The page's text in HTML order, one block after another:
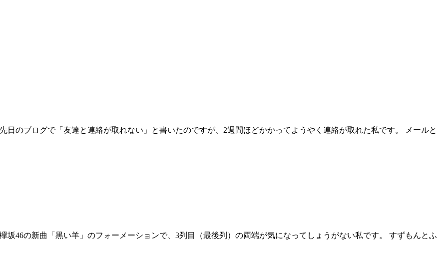
のブログで「友達と連絡が取れない」と書いたのですが、2週間ほどかかってようやく連絡が取れた私です。 メールと
46の新曲「黒い羊」のフォーメーションで、3列目（最後列）の両端が気になってしょうがない私です。 すずもんとふ